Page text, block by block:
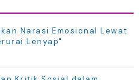
Narasi Emosional Lewat
Lenyap"